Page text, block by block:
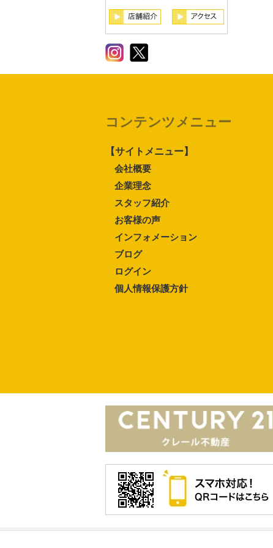
コンテンツメニュー
【サイトメニュー】
会社概要
企業理念
スタッフ紹介
お客様の声
インフォメーション
ブログ
ログイン
個人情報保護方針